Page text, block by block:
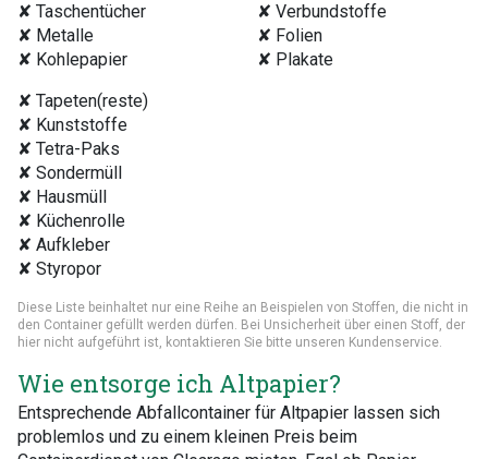
✘ Taschentücher
✘ Metalle
✘ Kohlepapier
✘ Verbundstoffe
✘ Folien
✘ Plakate
✘ Tapeten(reste)
✘ Kunststoffe
✘ Tetra-Paks
✘ Sondermüll
✘ Hausmüll
✘ Küchenrolle
✘ Aufkleber
✘ Styropor
Diese Liste beinhaltet nur eine Reihe an Beispielen von Stoffen, die nicht in
den Container gefüllt werden dürfen. Bei Unsicherheit über einen Stoff, der
hier nicht aufgeführt ist, kontaktieren Sie bitte unseren Kundenservice.
Wie entsorge ich Altpapier?
Entsprechende Abfallcontainer für Altpapier lassen sich
problemlos und zu einem kleinen Preis beim